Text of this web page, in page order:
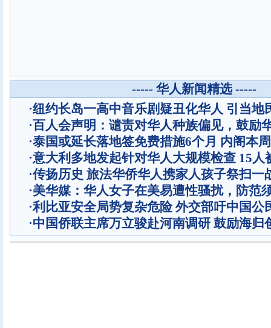
----- 华人新闻精选 -----
·纽约长岛一高中音乐剧疑丑化华人 引当地
·百人会声明：谴责对华人种族偏见，鼓励
·泰国或延长落地签免费措施6个月 内阁本
·意大利多地发起针对华人大规模检查 15人
·传扬历史 旅法华侨华人携家人孩子祭扫一
·美华媒：华人女子在美易遭性骚扰，防范
·利比亚安全局势复杂危险 外交部吁中国公
·中国侨联主席万立骏赴河南调研 鼓励海归